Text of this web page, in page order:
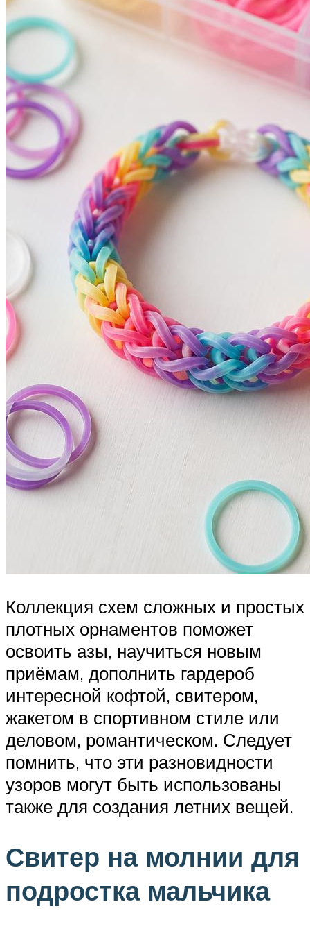
Коллекция схем сложных и простых
плотных орнаментов поможет
освоить азы, научиться новым
приёмам, дополнить гардероб
интересной кофтой, свитером,
жакетом в спортивном стиле или
деловом, романтическом. Следует
помнить, что эти разновидности
узоров могут быть использованы
также для создания летних вещей.
Свитер на молнии для
подростка мальчика